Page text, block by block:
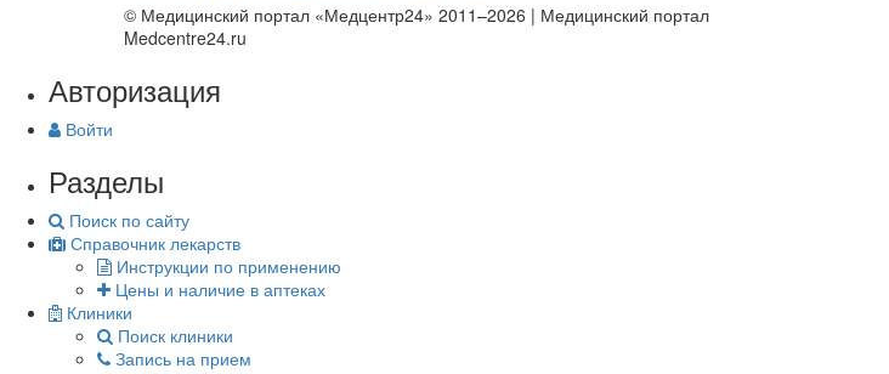
© Медицинский портал «Медцентр24» 2011–2026 | Медицинский портал
Medcentre24.ru
Авторизация
Войти
Разделы
Поиск по сайту
Справочник лекарств
Инструкции по применению
Цены и наличие в аптеках
Клиники
Поиск клиники
Запись на прием